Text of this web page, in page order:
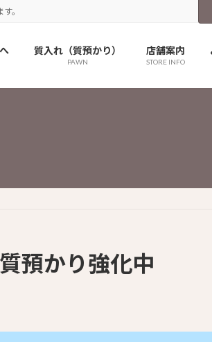
。
質入れ（質預かり）
PAWN
店舗案内
STORE INFO
預かり強化中